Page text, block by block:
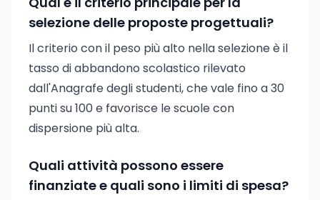
selezione delle proposte progettuali?
Il criterio con il peso più alto nella selezione è il
tasso di abbandono scolastico rilevato
dall'Anagrafe degli studenti, che vale fino a 30
punti su 100 e favorisce le scuole con
dispersione più alta.
Quali attività possono essere
finanziate e quali sono i limiti di spesa?